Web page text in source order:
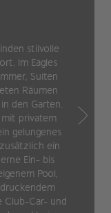
stilvolle
Im Eagles
Suiten
Räumen
den Garten.
mit privatem
gelungenes
ein
Ein- bis
Pool,
Club-Car- und